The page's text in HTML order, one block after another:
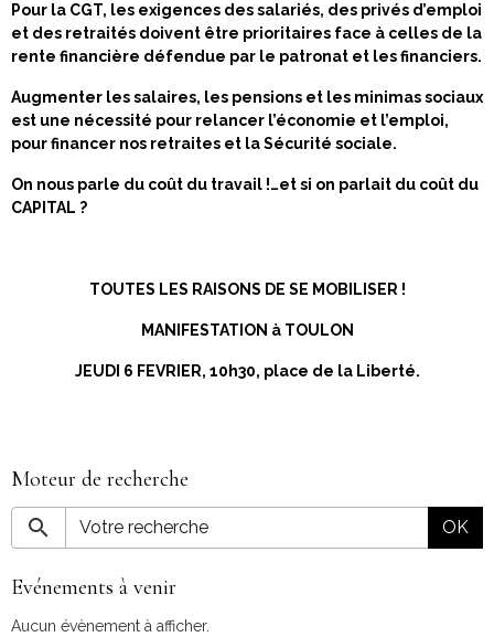
Pour la CGT, les exigences des salariés, des privés d’emploi
et des retraités doivent être prioritaires face à celles de la
rente financière défendue par le patronat et les financiers.
Augmenter les salaires, les pensions et les minimas sociaux
est une nécessité pour relancer l’économie et l’emploi,
pour financer nos retraites et la Sécurité sociale.
On nous parle du coût du travail !…et si on parlait du coût du
CAPITAL ?
TOUTES LES RAISONS DE SE MOBILISER !
MANIFESTATION à TOULON
JEUDI 6 FEVRIER, 10h30, place de la Liberté.
Moteur de recherche
OK
Evénements à venir
Aucun évènement à afficher.